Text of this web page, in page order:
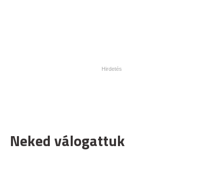
Neked válogattuk